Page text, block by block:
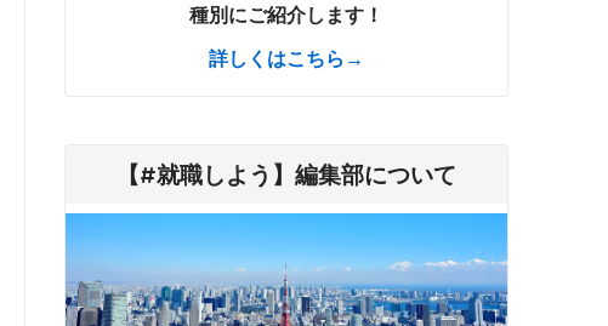
種別にご紹介します！
詳しくはこちら→
【#就職しよう】編集部について